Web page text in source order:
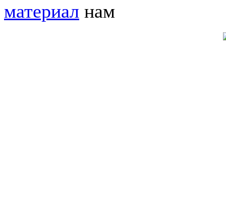
материал нам